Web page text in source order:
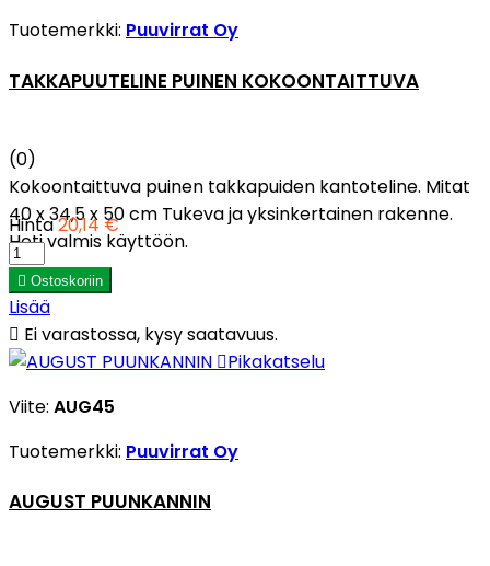
Tuotemerkki: Puuvirrat Oy
TAKKAPUUTELINE PUINEN KOKOONTAITTUVA
(0)
Kokoontaittuva puinen takkapuiden kantoteline. Mitat
40 x 34,5 x 50 cm Tukeva ja yksinkertainen rakenne.
Heti valmis käyttöön.
Hinta20,14 €
 Ostoskoriin
Lisää
 Ei varastossa, kysy saatavuus.
Pikakatselu
Viite: AUG45
Tuotemerkki: Puuvirrat Oy
AUGUST PUUNKANNIN